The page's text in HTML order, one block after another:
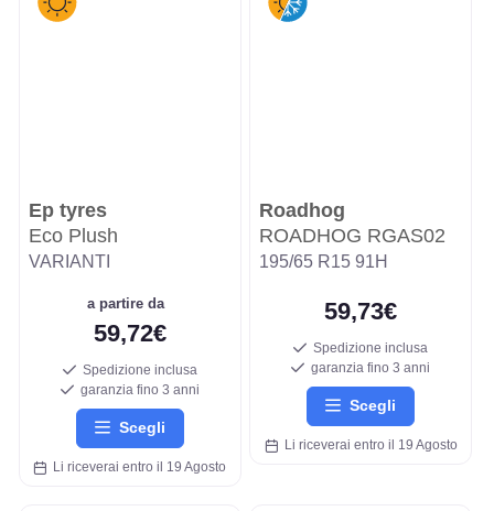
Ep tyres
Eco Plush
VARIANTI
a partire da
59,72€
Spedizione inclusa
garanzia fino 3 anni
Scegli
Li riceverai entro il 19 Agosto
Roadhog
ROADHOG RGAS02
195/65 R15 91H
59,73€
Spedizione inclusa
garanzia fino 3 anni
Scegli
Li riceverai entro il 19 Agosto